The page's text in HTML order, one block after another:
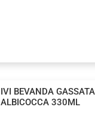
IVI BEVANDA
ALBICOCCA 330ML